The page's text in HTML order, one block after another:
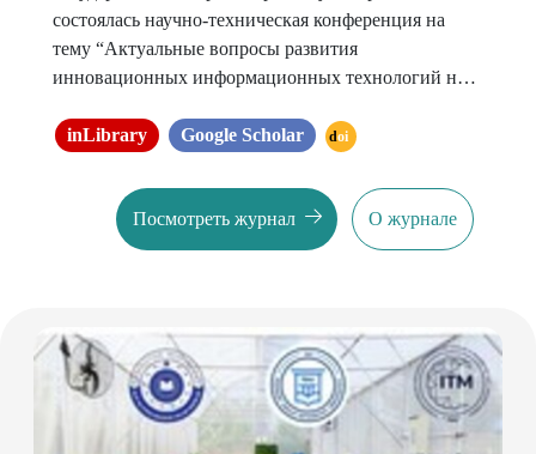
состоялась научно-техническая конференция на
тему “Актуальные вопросы развития
инновационных информационных технологий на
inLibrary
Google Scholar doi
Посмотреть журнал О журнале